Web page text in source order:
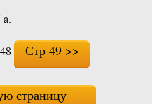
Стр 49 >>
страницу